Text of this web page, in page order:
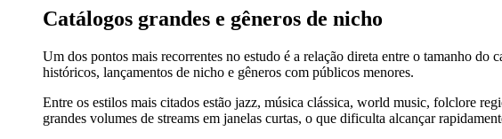
Catálogos grandes e gêneros de nicho
Um dos pontos mais recorrentes no estudo é a relação direta entre o tamanho
históricos, lançamentos de nicho e gêneros com públicos menores.
Entre os estilos mais citados estão jazz, música clássica, world music, folclore
grandes volumes de streams em janelas curtas, o que dificulta alcançar